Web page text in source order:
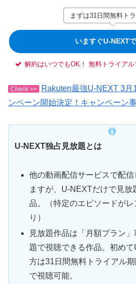
まずは31日間無料ト
いますぐU-NEXT
解約はいつでもOK！ 無料トライア
Check >>
Rakuten最強U-NEXT 3月
ンペーン開始決定！キャンペーン
U-NEXT独占見放題とは
他の動画配信サービスで配信
ますが、U-NEXTだけで見放
品。（特定のエピソードが
り）
見放題作品は「月額プラン
題で視聴できる作品。初め
方は31日間無料トライアル
で視聴可能。